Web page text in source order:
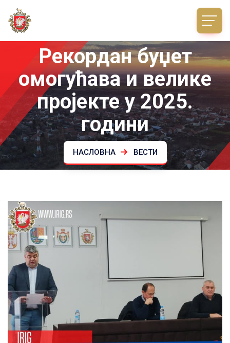
Рекордан буџет
омогућава и велике
пројекте у 2025.
години
НАСЛОВНА ВЕСТИ